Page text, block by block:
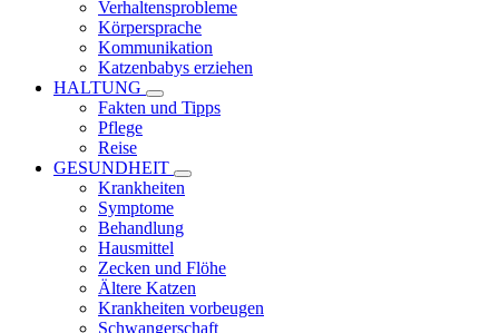
Verhaltensprobleme
Körpersprache
Kommunikation
Katzenbabys erziehen
HALTUNG
Fakten und Tipps
Pflege
Reise
GESUNDHEIT
Krankheiten
Symptome
Behandlung
Hausmittel
Zecken und Flöhe
Ältere Katzen
Krankheiten vorbeugen
Schwangerschaft